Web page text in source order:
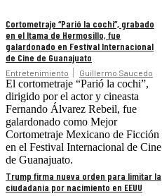
Cortometraje “Parió la cochi”, grabado
en el Itama de Hermosillo, fue
galardonado en Festival Internacional
de Cine de Guanajuato
Entretenimiento Guillermo Saucedo
El cortometraje “Parió la cochi”,
dirigido por el actor y cineasta
Fernando Álvarez Rebeil, fue
galardonado como Mejor
Cortometraje Mexicano de Ficción
en el Festival Internacional de Cine
de Guanajuato.
Trump firma nueva orden para limitar la
ciudadanía por nacimiento en EEUU